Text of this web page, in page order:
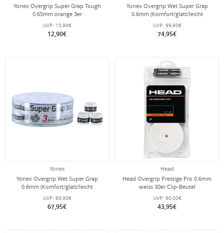
Yonex Overgrip Super Grap Tough
0.65mm orange 3er
UVP: 15,90€
12,90€
Yonex Overgrip Wet Super Grap
0.6mm (Komfort/glatt/leicht
haftend) weiss 10x3er Box
UVP: 99,90€
74,95€
Yonex
Yonex Overgrip Wet Super Grap
0.6mm (Komfort/glatt/leicht
haftend) weiss 36er Box
UVP: 89,90€
67,95€
Head
Head Overgrip Prestige Pro 0.6mm
weiss 30er Clip-Beutel
UVP: 60,00€
43,95€